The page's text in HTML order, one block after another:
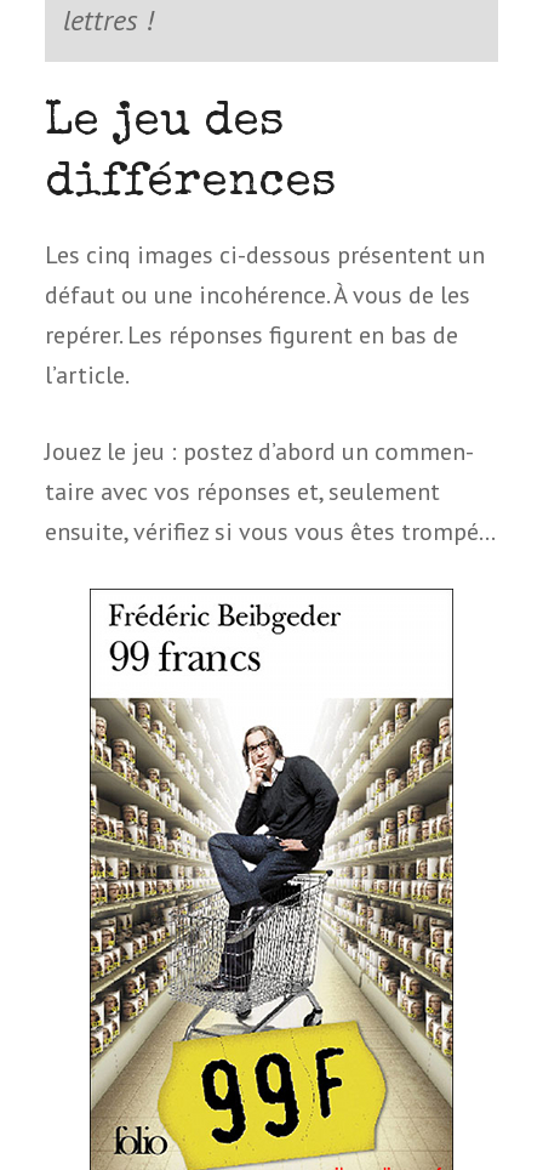
lettres !
Le jeu des
différences
Les cinq images ci-des­sous pré­sentent un
défaut ou une inco­hé­rence. À vous de les
repé­rer. Les réponses figurent en bas de
l’article.
Jouez le jeu : pos­tez d’abord un com­men­
taire avec vos réponses et, seule­ment
ensuite, véri­fiez si vous vous êtes trompé…